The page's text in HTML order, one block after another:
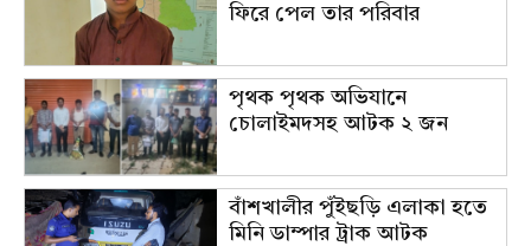
ফিরে পেল তার পরিবার
পৃথক পৃথক অভিযানে
চোলাইমদসহ আটক ২ জন
বাঁশখালীর পুঁইছড়ি এলাকা হতে
মিনি ডাম্পার ট্রাক আটক